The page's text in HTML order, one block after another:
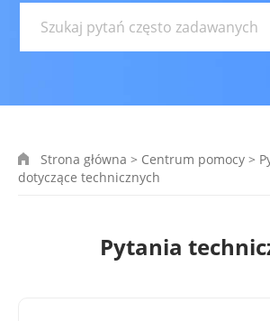
Strona główna > Centrum pomocy >
dotyczące technicznych
Pytania